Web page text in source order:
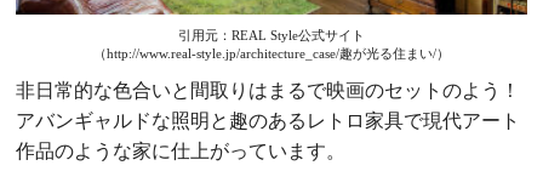
引用元：REAL Style公式サイト
（http://www.real-style.jp/architecture_case/趣が光る住まい/）
非日常的な色合いと間取りはまるで映画のセットのよう！
アバンギャルドな照明と趣のあるレトロ家具で現代アート
作品のような家に仕上がっています。